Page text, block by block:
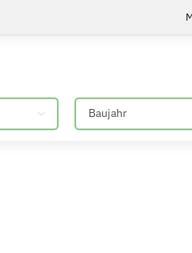
Bitte auswählen